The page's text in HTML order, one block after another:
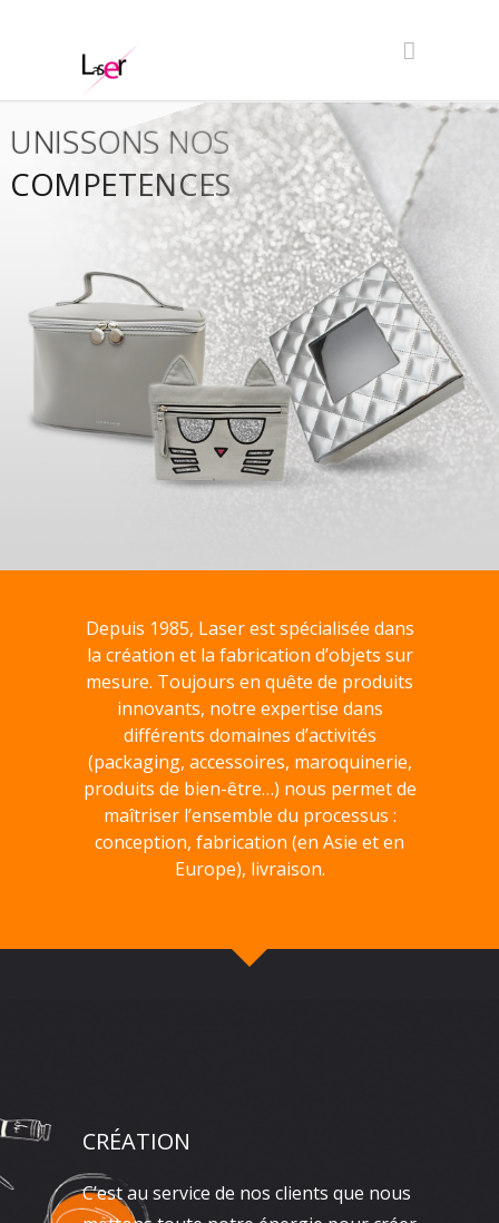
COMPETENCES
UNISSONS NOS
Depuis 1985, Laser est spécialisée dans
la création et la fabrication d’objets sur
mesure. Toujours en quête de produits
innovants, notre expertise dans
différents domaines d’activités
(packaging, accessoires, maroquinerie,
produits de bien-être…) nous permet de
maîtriser l’ensemble du processus :
conception, fabrication (en Asie et en
Europe), livraison.
CRÉATION
C’est au service de nos clients que nous